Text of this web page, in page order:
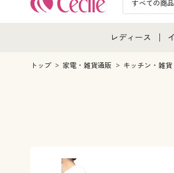
レディース
レディース通販
トップ 家電・雑貨通販 キッチン・雑